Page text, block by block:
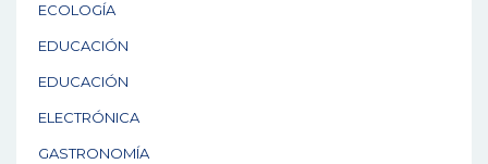
ECOLOGÍA
EDUCACIÓN
EDUCACIÓN
ELECTRÓNICA
GASTRONOMÍA